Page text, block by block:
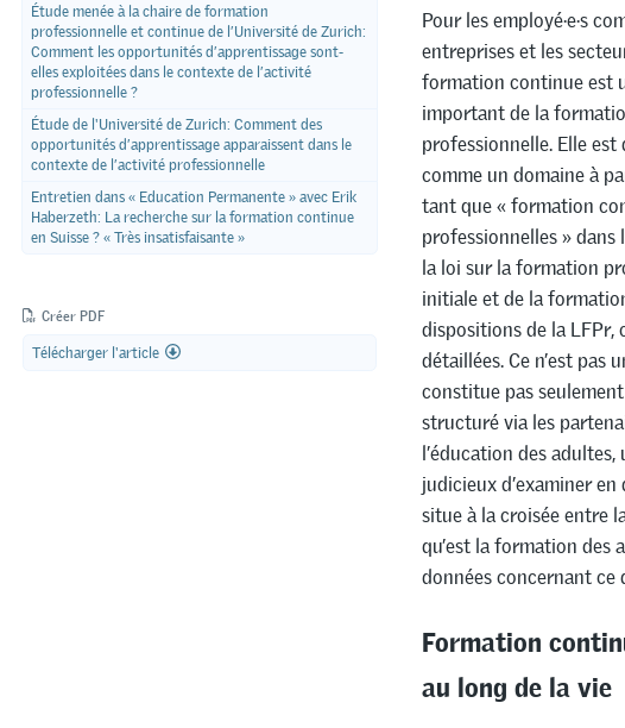
Étude menée à la chaire de formation
professionnelle et continue de l’Université de Zurich:
Comment les opportunités d’apprentissage sont-
elles exploitées dans le contexte de l’activité
professionnelle ?
Étude de l'Université de Zurich: Comment des
opportunités d’apprentissage apparaissent dans le
contexte de l’activité professionnelle
Entretien dans « Education Permanente » avec Erik
Haberzeth: La recherche sur la formation continue
en Suisse ? « Très insatisfaisante »
Créer PDF
Télécharger l'article
Pour les employé·e·s
entreprises et les
formation continue est
important de la
professionnelle. Elle
comme un domaine à
tant que « formation
professionnelles » dans
la loi sur la formation
initiale et de la
dispositions de la
détaillées. Ce n’est
constitue pas
structuré via les
l’éducation des
judicieux d’examiner
situe à la croisée entre
qu’est la formation des
données concernant ce
Formation
au long de la vie